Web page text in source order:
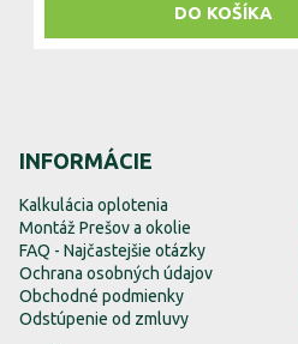
DO KOŠÍKA
INFORMÁCIE
Kalkulácia oplotenia
Montáž Prešov a okolie
FAQ - Najčastejšie otázky
Ochrana osobných údajov
Obchodné podmienky
Odstúpenie od zmluvy